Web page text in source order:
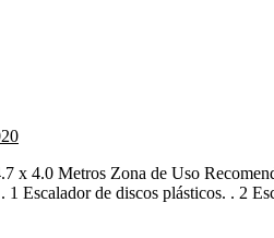
4.0 Metros Zona de Uso
Escalador de discos plásticos. . 2